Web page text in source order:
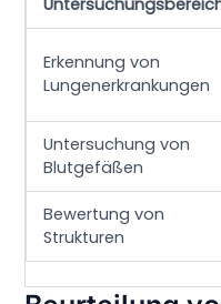
Erkennung von
Lungenerkrankungen
Untersuchung von
Blutgefäßen
Bewertung von
Strukturen